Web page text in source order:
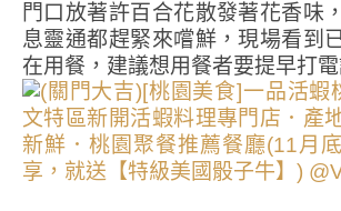
門口放著許百合花散發著花香味
息靈通都趕緊來嚐鮮，現場看到
在用餐，建議想用餐者要提早打